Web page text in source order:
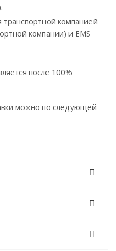
транспортной компанией
компании) и EMS
после 100%
можно по следующей